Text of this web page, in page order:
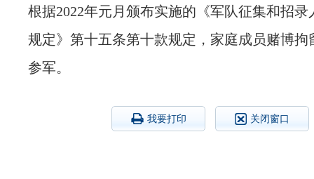
根据2022年元月颁布实施的《军队征集和招录
规定》第十五条第十款规定，家庭成员赌博拘
参军。
我要打印 关闭窗口